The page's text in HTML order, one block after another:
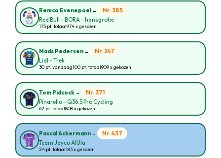
Remco Evenepoel - Nr. 385
Red Bull - BORA - hansgrohe
175 pt. totaal974 x gekozen
Mads Pedersen - Nr. 247
Lidl - Trek
30 pt. vandaag100 pt. totaal909 x gekozen
Tom Pidcock - Nr. 371
Pinarello - Q36.5 Pro Cycling
62 pt. totaal808 x gekozen
Pascal Ackermann - Nr. 437
Team Jayco AlUla
24 pt. totaal183 x gekozen